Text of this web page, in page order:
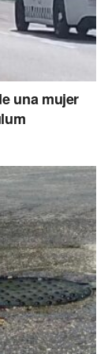
el 8 de mayo
persona no
una ficha de
(FGE).
una mujer